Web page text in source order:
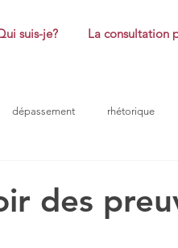
suis-je? La consultation
dépassement rhétorique
des